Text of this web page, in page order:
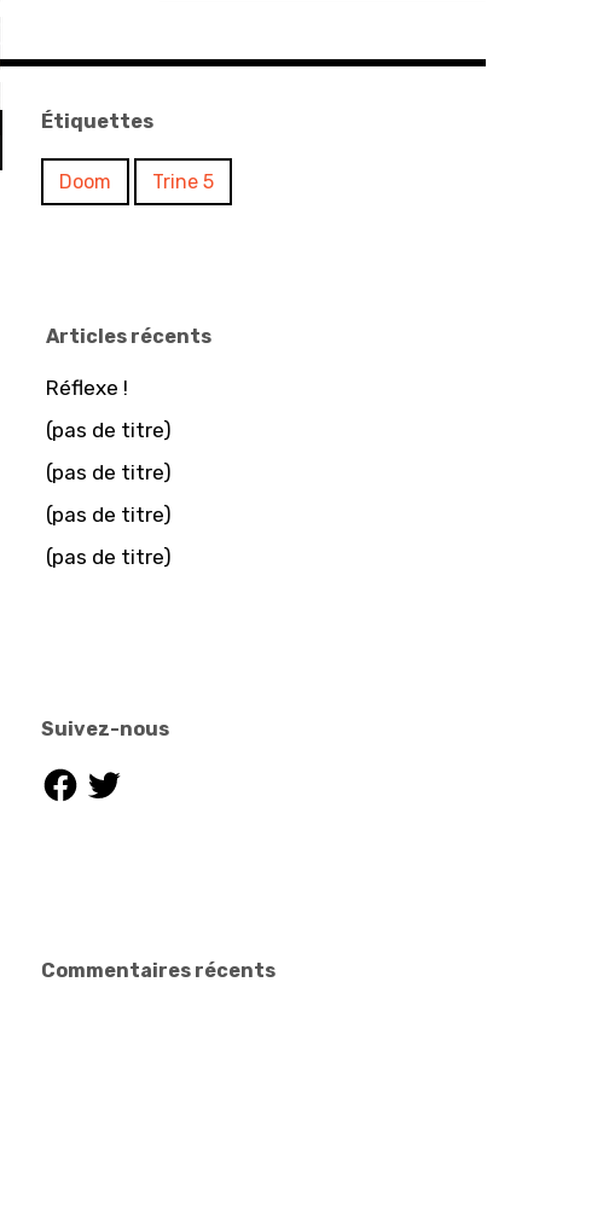
Étiquettes
Doom Trine 5
Articles récents
Réflexe !
(pas de titre)
(pas de titre)
(pas de titre)
(pas de titre)
Suivez-nous
Facebook
Twitter
Commentaires récents